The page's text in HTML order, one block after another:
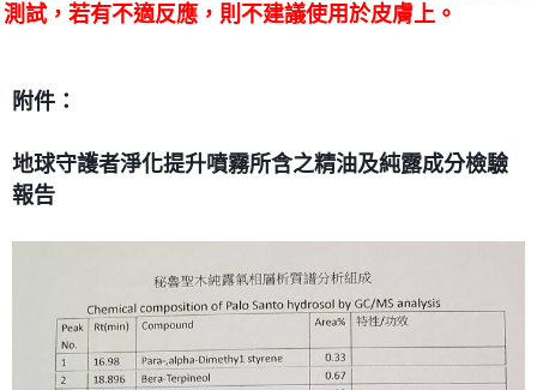
測試，若有不適反應，則不建議使用於皮膚上。
附件：
地球守護者淨化提升噴霧所含之精油及純露成分檢驗
報告